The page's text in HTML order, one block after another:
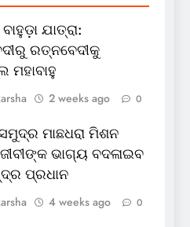
ଯାତ୍ରା:
ରତ୍ନବେଦୀକୁ
ମହାବାହୁ
2 weeks ago 0
ମାଛଧରା ମିଶନ
ଭାଗ୍ୟ ବଦଳାଇବ
ପ୍ରଧାନ
4 weeks ago 0